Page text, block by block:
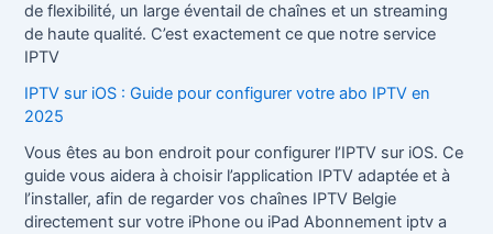
de flexibilité, un large éventail de chaînes et un streaming
de haute qualité. C’est exactement ce que notre service
IPTV
IPTV sur iOS : Guide pour configurer votre abo IPTV en
2025
Vous êtes au bon endroit pour configurer l’IPTV sur iOS. Ce
guide vous aidera à choisir l’application IPTV adaptée et à
l’installer, afin de regarder vos chaînes IPTV Belgie
directement sur votre iPhone ou iPad Abonnement iptv a